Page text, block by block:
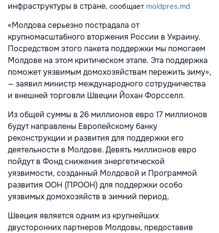
инфраструктуры в стране, сообщает moldpres.md
«Молдова серьезно пострадала от
крупномасштабного вторжения России в Украину.
Посредством этого пакета поддержки мы помогаем
Молдове на этом критическом этапе. Эта поддержка
поможет уязвимым домохозяйствам пережить зиму»,
— заявил министр международного сотрудничества
и внешней торговли Швеции Йохан Форсселл.
Из общей суммы в 26 миллионов евро 17 миллионов
будут направлены Европейскому банку
реконструкции и развития для поддержки его
деятельности в Молдове. Девять миллионов евро
пойдут в Фонд снижения энергетической
уязвимости, созданный Молдовой и Программой
развития ООН (ПРООН) для поддержки особо
уязвимых домохозяйств в зимний период.
Швеция является одним из крупнейших
двусторонних партнеров Молдовы, предоставив